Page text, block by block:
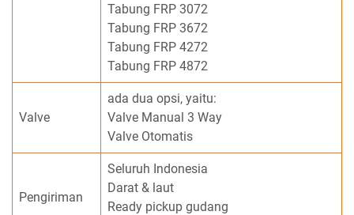
Tabung FRP 3072
Tabung FRP 3672
Tabung FRP 4272
Tabung FRP 4872
Valve
ada dua opsi, yaitu:
Valve Manual 3 Way
Valve Otomatis
Pengiriman
Seluruh Indonesia
Darat & laut
Ready pickup gudang